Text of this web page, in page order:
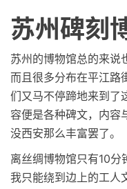
苏州碑刻
苏州的博物馆总的来说
而且很多分布在平江路
们又马不停蹄地来到了
容便是各种碑文，内容
没西安那么丰富罢了。
离丝绸博物馆只有10分
我只能绕到边上的工人